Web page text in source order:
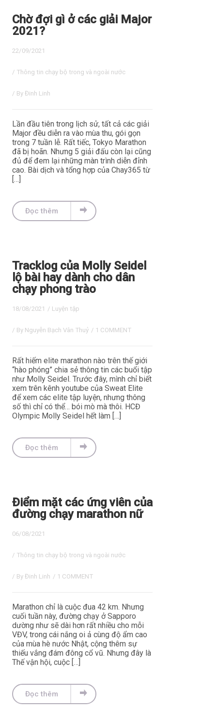
Chờ đợi gì ở các giải Major
2021?
22/09/2021
/ Thông tin chạy bộ trong và ngoài nước
/ By Đinh Linh
Lần đầu tiên trong lịch sử, tất cả các giải
Major đều diễn ra vào mùa thu, gói gọn
trong 7 tuần lễ. Rất tiếc, Tokyo Marathon
đã bị hoãn. Nhưng 5 giải đấu còn lại cũng
đủ để đem lại những màn trình diễn đỉnh
cao. Bài dịch và tổng hợp của Chay365 từ
[…]
Đọc thêm
Tracklog của Molly Seidel
lộ bài hay dành cho dân
chạy phong trào
18/08/2021 / Luyện tập
/ By Nguyễn Bạch Vân Thuỷ / 1 COMMENT
Rất hiếm elite marathon nào trên thế giới
“hào phóng” chia sẻ thông tin các buổi tập
như Molly Seidel. Trước đây, mình chỉ biết
xem trên kênh youtube của Sweat Elite
để xem các elite tập luyện, nhưng thông
số thì chỉ có thể… bói mò mà thôi. HCĐ
Olympic Molly Seidel hết làm […]
Đọc thêm
Điểm mặt các ứng viên của
đường chạy marathon nữ
06/08/2021
/ Thông tin chạy bộ trong và ngoài nước
/ By Đinh Linh / 1 COMMENT
Marathon chỉ là cuộc đua 42 km. Nhưng
cuối tuần này, đường chạy ở Sapporo
dường như sẽ dài hơn rất nhiều cho mỗi
VĐV, trong cái nắng oi ả cùng độ ẩm cao
của mùa hè nước Nhật, cộng thêm sự
thiếu vắng đám đông cổ vũ. Nhưng đây là
Thế vận hội, cuộc […]
Đọc thêm